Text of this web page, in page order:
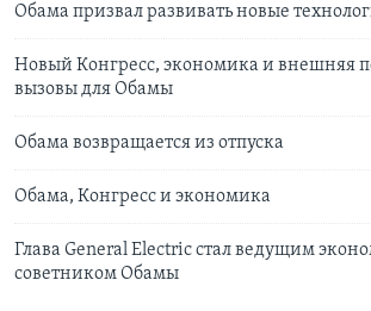
Обама призвал развивать новые
Новый Конгресс, экономика и внешняя
вызовы для Обамы
Обама возвращается из отпуска
Обама, Конгресс и экономика
Глава General Electric стал ведущим
советником Обамы